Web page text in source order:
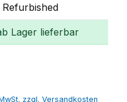
Refurbished
Lager lieferbar
zzgl. Versandkosten